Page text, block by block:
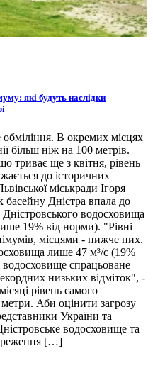
які будуть наслідки
обміління. В окремих місцях
більш ніж на 100 метрів.
триває ще з квітня, рівень
до історичних
міськради Ігоря
басейну Дністра впала до
водосховища
19% від норми). "Рівні
місцями - нижче них.
лише 47 м³/с (19%
водосховище спрацьоване
низьких відміток", -
рівень самого
Аби оцінити загрозу
України та
водосховище та
[…]